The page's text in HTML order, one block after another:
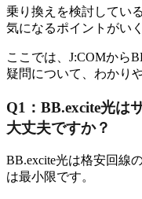
乗り換えを検討してい
気になるポイントがい
ここでは、J:COMから
疑問について、わかり
Q1：BB.excite光は
大丈夫ですか？
BB.excite光は格安回線
は最小限です。